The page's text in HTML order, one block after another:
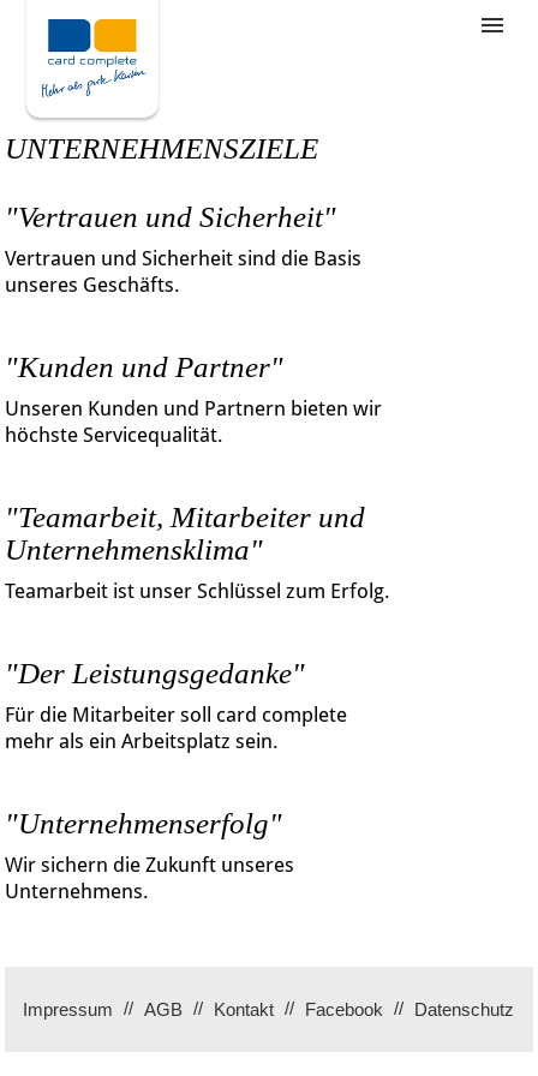
Stellenangebote
Unternehmensziele
Wie bewerbe ich mich
UNTERNEHMENSZIELE
"Vertrauen und Sicherheit"
Vertrauen und Sicherheit sind die Basis
unseres Geschäfts.
"Kunden und Partner"
Unseren Kunden und Partnern bieten wir
höchste Servicequalität.
"Teamarbeit, Mitarbeiter und
Unternehmensklima"
Teamarbeit ist unser Schlüssel zum Erfolg.
"Der Leistungsgedanke"
Für die Mitarbeiter soll card complete
mehr als ein Arbeitsplatz sein.
"Unternehmenserfolg"
Wir sichern die Zukunft unseres
Unternehmens.
Impressum AGB Kontakt Facebook Datenschutz